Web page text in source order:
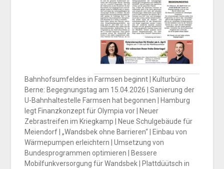
Bahnhofsumfeldes in Farmsen beginnt | Kulturbüro
Berne: Begegnungstag am 15.04.2026 | Sanierung der
U-Bahnhaltestelle Farmsen hat begonnen | Hamburg
legt Finanzkonzept für Olympia vor | Neuer
Zebrastreifen im Kriegkamp | Neue Schulgebäude für
Meiendorf | „Wandsbek ohne Barrieren“ | Einbau von
Wärmepumpen erleichtern | Umsetzung von
Bundesprogrammen optimieren | Bessere
Mobilfunkversorgung für Wandsbek | Plattdüütsch in